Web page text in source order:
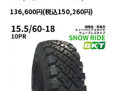
136,600円(税込150,260円)